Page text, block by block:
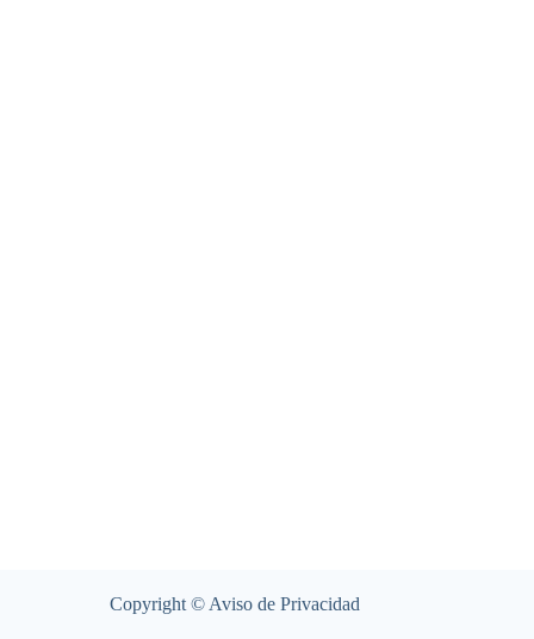
Copyright © Aviso de Privacidad